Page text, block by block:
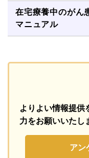
在宅療養中のがん
マニュアル
よりよい情報提供
力をお願いいたし
アン